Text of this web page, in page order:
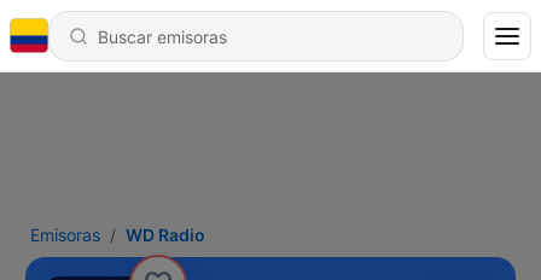
Emisoras WD Radio